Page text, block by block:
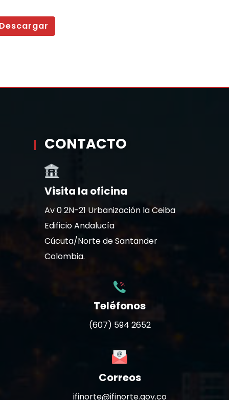
CONTACTO
Visita la oficina
Av 0 2N-21 Urbanización la Ceiba
Edificio Andalucía
Cúcuta/Norte de Santander
Colombia.
Teléfonos
(607) 594 2652
Correos
ifinorte@ifinorte.gov.co